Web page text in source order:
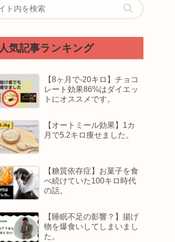
人気記事ランキング
【8ヶ月で-20キロ】チョコ
レート効果86%はダイエッ
トにオススメです。
【オートミール効果】1カ
月で5.2キロ痩せました。
【糖質依存症】お菓子を食
べ続けていた100キロ時代
の話。
【睡眠不足の影響？】揚げ
物を爆食いしてしまいまし
た。